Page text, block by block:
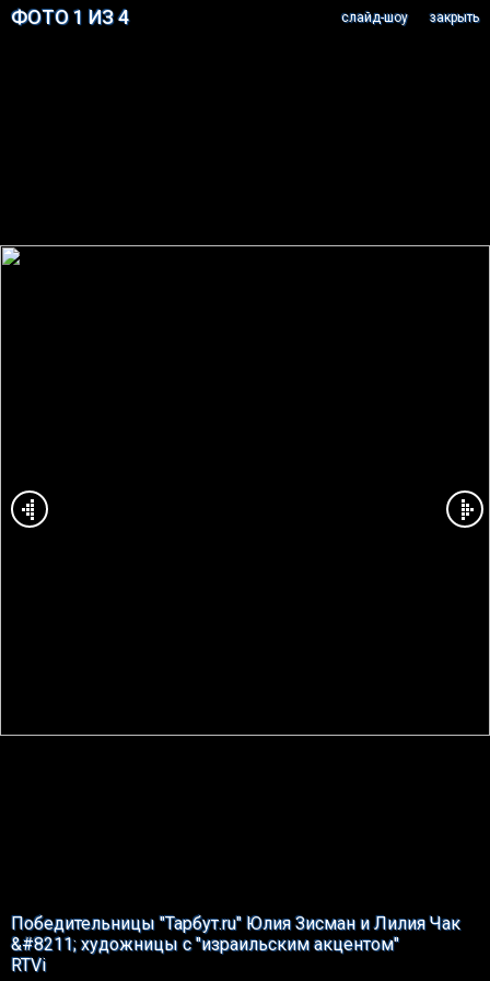
ФОТО 1 ИЗ 4 закрыть
cлайд-шоу
Победительницы "Тарбут.ru" Юлия Зисман и Лилия Чак
&#8211; художницы с "израильским акцентом"
RTVi